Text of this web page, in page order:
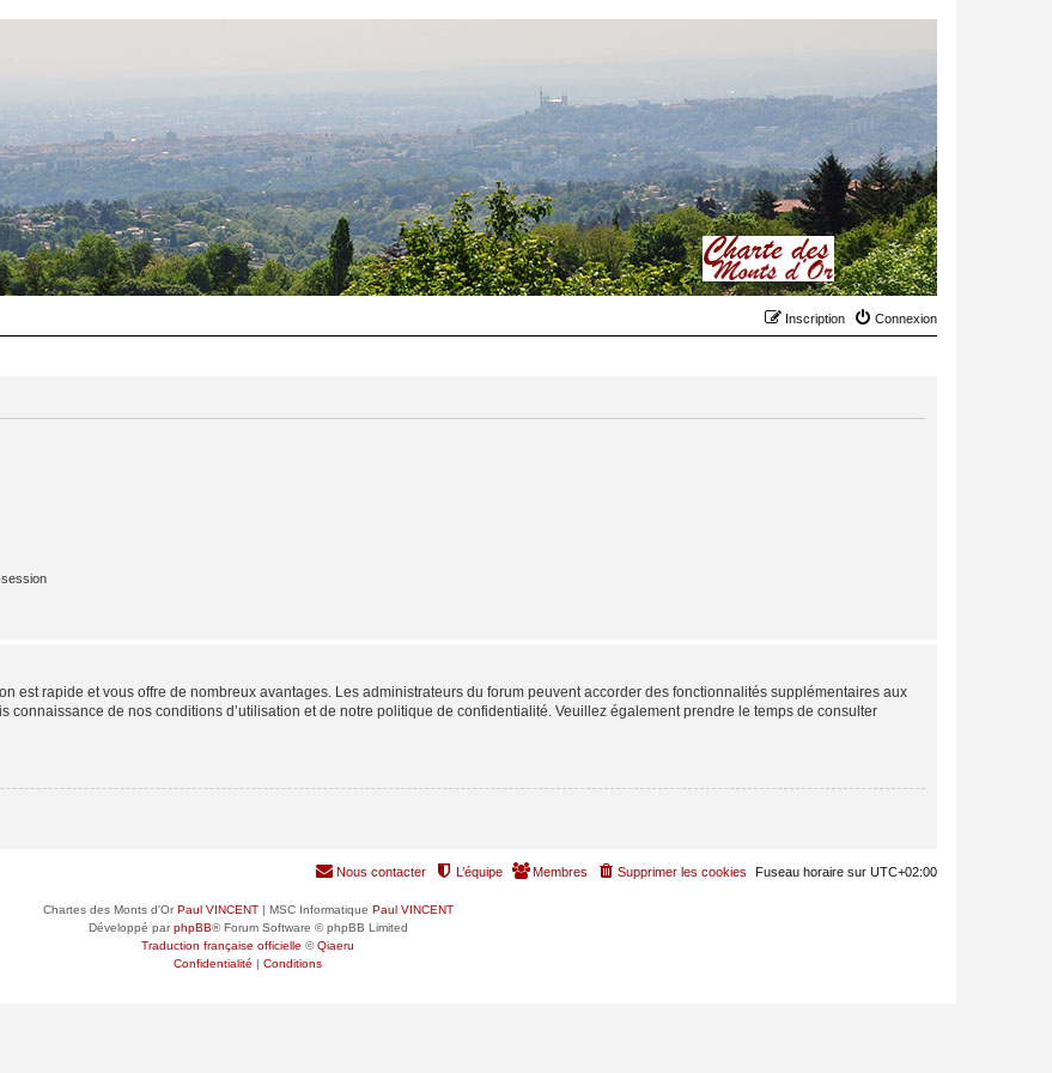
Connexion
Inscription
est rapide et vous offre de nombreux avantages. Les administrateurs du forum peuvent accorder des fonctionnalités supplémentaires aux
connaissance de nos conditions d’utilisation et de notre politique de confidentialité. Veuillez également prendre le temps de consulter
Fuseau horaire sur UTC+02:00
Supprimer les cookies
Membres
L’équipe
Nous contacter
Chartes des Monts d'OrPaul VINCENT| MSC Informatique Paul VINCENT
Développé parphpBB® Forum Software © phpBB Limited
Traduction française officielle ©Qiaeru
Confidentialité | Conditions